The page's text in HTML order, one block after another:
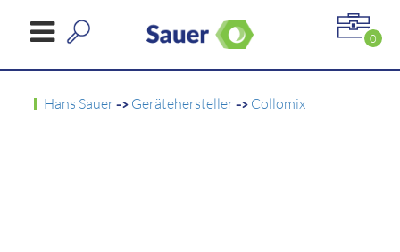
0
Hans Sauer-> Gerätehersteller-> Collomix